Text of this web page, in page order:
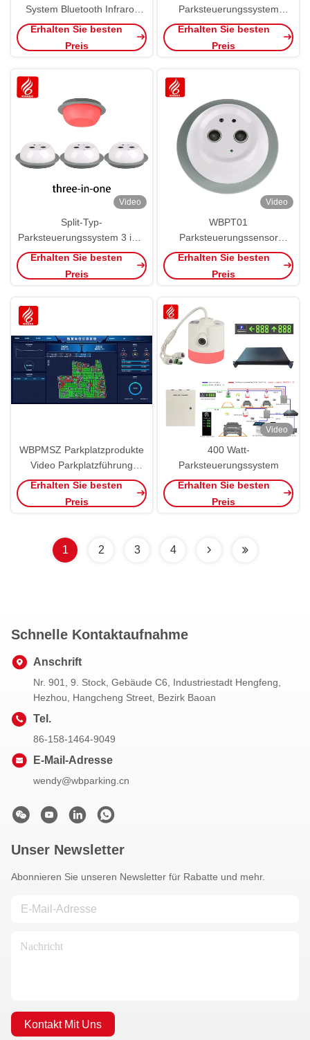
System Bluetooth Infrarot
Android Telefon APP
Konfigurationswerkzeug
Erhalten Sie besten
Preis
Parksteuerungssystem
Ultraschall-PGS-Detektor-
Erhalten Sie besten
Preis
Video
Split-Typ-
Parksteuerungssystem 3 in 1
Ultraschall-PGS-Detektor
Erhalten Sie besten
Preis
Video
WBPT01
Parksteuerungssensor
Ultraschallsplit-Typ LED RGB
Erhalten Sie besten
Preis
WBPMSZ Parkplatzprodukte
Video Parkplatzführung
Software VPGS System Find
My Car
Erhalten Sie besten
Preis
Video
400 Watt-
Parksteuerungssystem
Erhalten Sie besten
Preis
1 2 3 4
Schnelle Kontaktaufnahme
Anschrift
Nr. 901, 9. Stock, Gebäude C6, Industriestadt Hengfeng,
Hezhou, Hangcheng Street, Bezirk Baoan
Tel.
86-158-1464-9049
E-Mail-Adresse
wendy@wbparking.cn
Unser Newsletter
Abonnieren Sie unseren Newsletter für Rabatte und mehr.
Kontakt Mit Uns